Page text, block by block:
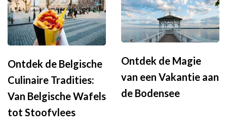
Ontdek de Belgische
Culinaire Tradities:
Van Belgische Wafels
tot Stoofvlees
Ontdek de Magie
van een Vakantie aan
de Bodensee